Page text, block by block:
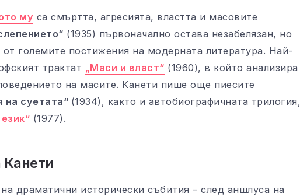
му са смъртта, агресията, властта и масовите
(1935) първоначално остава незабелязан, но
големите постижения на модерната литература. Най-
трактат „Маси и власт“ (1960), в който анализира
на масите. Канети пише още пиесите
на суетата“ (1934), както и автобиографичната трилогия,
(1977).
драматични исторически събития – след аншлуса на